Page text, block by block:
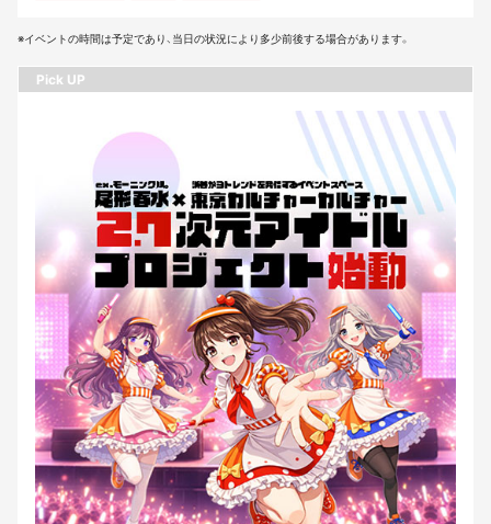
※イベントの時間は予定であり、当日の状況により多少前後する場合があります。
Pick UP